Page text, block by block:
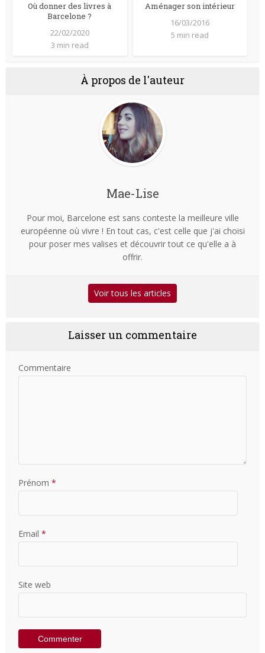
Où donner des livres à
Barcelone ?
22/02/2020
3 min read
Aménager son intérieur
16/03/2016
5 min read
À propos de l'auteur
Mae-Lise
Pour moi, Barcelone est sans conteste la meilleure ville
européenne où vivre ! En tout cas, c'est celle que j'ai choisi
pour poser mes valises et découvrir tout ce qu'elle a à
offrir.
Voir tous les articles
Laisser un commentaire
Commentaire
Prénom *
Email *
Site web